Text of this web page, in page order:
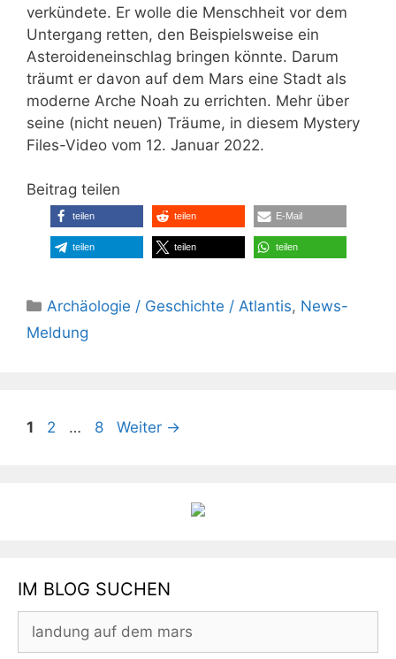
verkündete. Er wolle die Menschheit vor dem
Untergang retten, den Beispielsweise ein
Asteroideneinschlag bringen könnte. Darum
träumt er davon auf dem Mars eine Stadt als
moderne Arche Noah zu errichten. Mehr über
seine (nicht neuen) Träume, in diesem Mystery
Files-Video vom 12. Januar 2022.
Beitrag teilen
teilen teilen E-Mail
teilen teilen teilen
Kategorien
Archäologie / Geschichte / Atlantis, News-
Meldung
Seite
1 Seite
2 … Seite
8 Weiter →
IM BLOG SUCHEN
Suchen
nach: